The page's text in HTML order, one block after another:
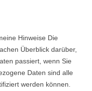
Hinweise Die
Überblick darüber,
passiert, wenn Sie
Daten sind alle
werden können.